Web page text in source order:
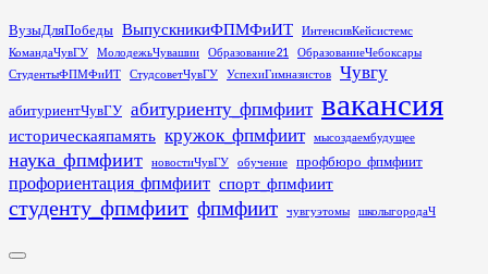
Перейти
к
содержимому
ВузыДляПобеды ВыпускникиФПМФиИТ
ИнтенсивКейсистемс
КомандаЧувГУ
МолодежьЧувашии Образование21
ОбразованиеЧебоксары
СтудентыФПМФиИТ
СтудсоветЧувГУ УспехиГимназистов Чувгу
абитуриентЧувГУ абитуриенту_фпмфиит вакансия
историческаяпамять кружок_фпмфиит мысоздаембудущее
наука_фпмфиит новостиЧувГУ обучение профбюро_фпмфиит
профориентация_фпмфиит спорт_фпмфиит
студенту_фпмфиит фпмфиит чувгуэтомы школыгородаЧ
Основное